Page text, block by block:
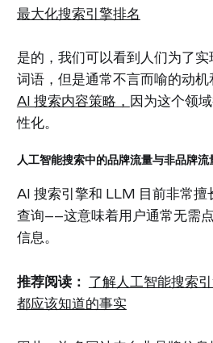
最大化搜索引擎排名
是的，我们可以看到人们为了
词语，但是通常不言而喻的动
AI 搜索内容策略， 因为这个领
性化。
人工智能搜索中的品牌流量与非品牌流
AI 搜索引擎和 LLM 目前非常擅
查询——这意味着用户通常无需
信息。
推荐阅读：
了解人工智能搜索
都应该知道的事实